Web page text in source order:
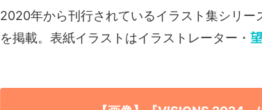
2020年から刊行されているイラスト集シリ
を掲載。表紙イラストはイラストレーター・